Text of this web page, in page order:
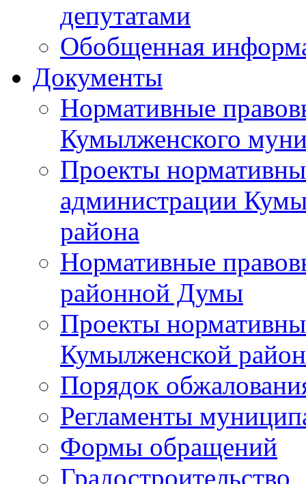
депутатами
Обобщенная
Документы
Нормативные
Кумылженского
Проекты
администрации
района
Нормативные
районной Думы
Проекты
Кумылженской
Порядок
Регламенты
Формы обращений
Градостроительство